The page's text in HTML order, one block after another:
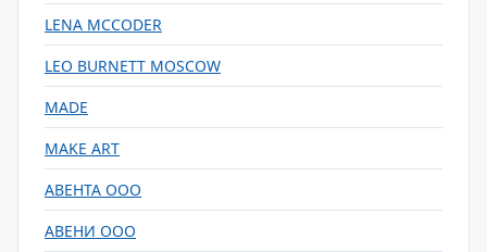
LENA MCCODER
LEO BURNETT MOSCOW
MADE
MAKE ART
АВЕНТА ООО
АВЕНИ ООО